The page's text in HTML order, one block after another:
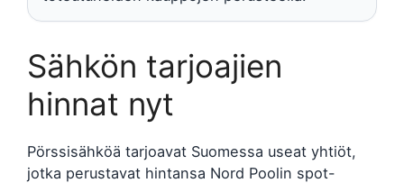
Sähkön tarjoajien
hinnat nyt
Pörssisähköä tarjoavat Suomessa useat yhtiöt,
jotka perustavat hintansa Nord Poolin spot-